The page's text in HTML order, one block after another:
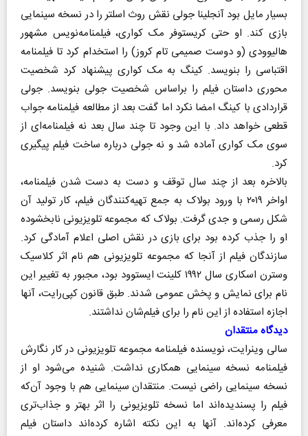
بسیار مایل بود آنجلینا جولی نقش روث اسلتر را در نسخه سینمایی
بازی کند. او حتی کریستوفر مک کواری، فیلمنامه‌نویس مشهور
هالیوودی (و دوست صمیمی تام کروز) را استخدام کرد تا فیلمنامه
اقتباسی را بنویسد. کینگ به مک کواری پیشنهاد کرد شخصیت
محوری داستان فیلم را براساس شخصیت جولی بنویسد. جولی
قراردادی با کینگ امضا نکرد اما گفت بعد از مطالعه فیلمنامه جواب
قطعی خواهد داد. با این وجود تا چند سال بعد نه فیلمنامه‌ای از
سوی مک کواری آماده شد و نه جولی درباره ساخت فیلم پیگیری
کرد.
بالاخره بعد از چند سال توقف و دست به دست شدن فیلمنامه،
اواخر ۲۰۱۹ با ورود بولاک به جمع تهیه‌کنندگان فیلم، کار تولید آن
شکل رسمی و جدی گرفت. بولاک که مجموعه تلویزیونی نابخشوده
او را جذب کرده بود برای بازی در نقش اصلی اعلام آمادگی کرد.
سازندگان فیلم از آنجا که مجموعه تلویزیونی هم نام اثر کلاسیک
وسترن اسکاری سال ۱۹۹۲ کلینت ایستوود بود، مجبور به تغییر این
نام برای نمایش و پخش عمومی شدند. طبق قانون کپی‌رایت، آنها
اجازه استفاده از این نام را برای فیلم‌شان نداشتند.
دیدگاه منتقدان
سالی وینرایت، نویسنده فیلمنامه مجموعه تلویزیونی در کار نگارش
فیلمنامه نسخه سینمایی همکاری نداشت. شنیده می‌شود او از
نسخه سینمایی راضی نیست. منتقدان سینمایی هم با وجود آن‌که
فیلم را پسندیده‌اند اما نسخه تلویزیونی را اثر بهتر و جذاب‌تری
معرفی کرده‌اند. آنها به این نکته اشاره کرده‌اند داستان فیلم